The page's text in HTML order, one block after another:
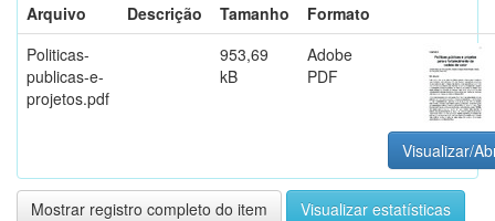
Arquivo
Descrição Tamanho
Formato
Politicas-
publicas-e-
projetos.pdf
953,69
kB
Adobe
PDF
Visualizar/
Mostrar registro completo do item Visualizar estatísticas